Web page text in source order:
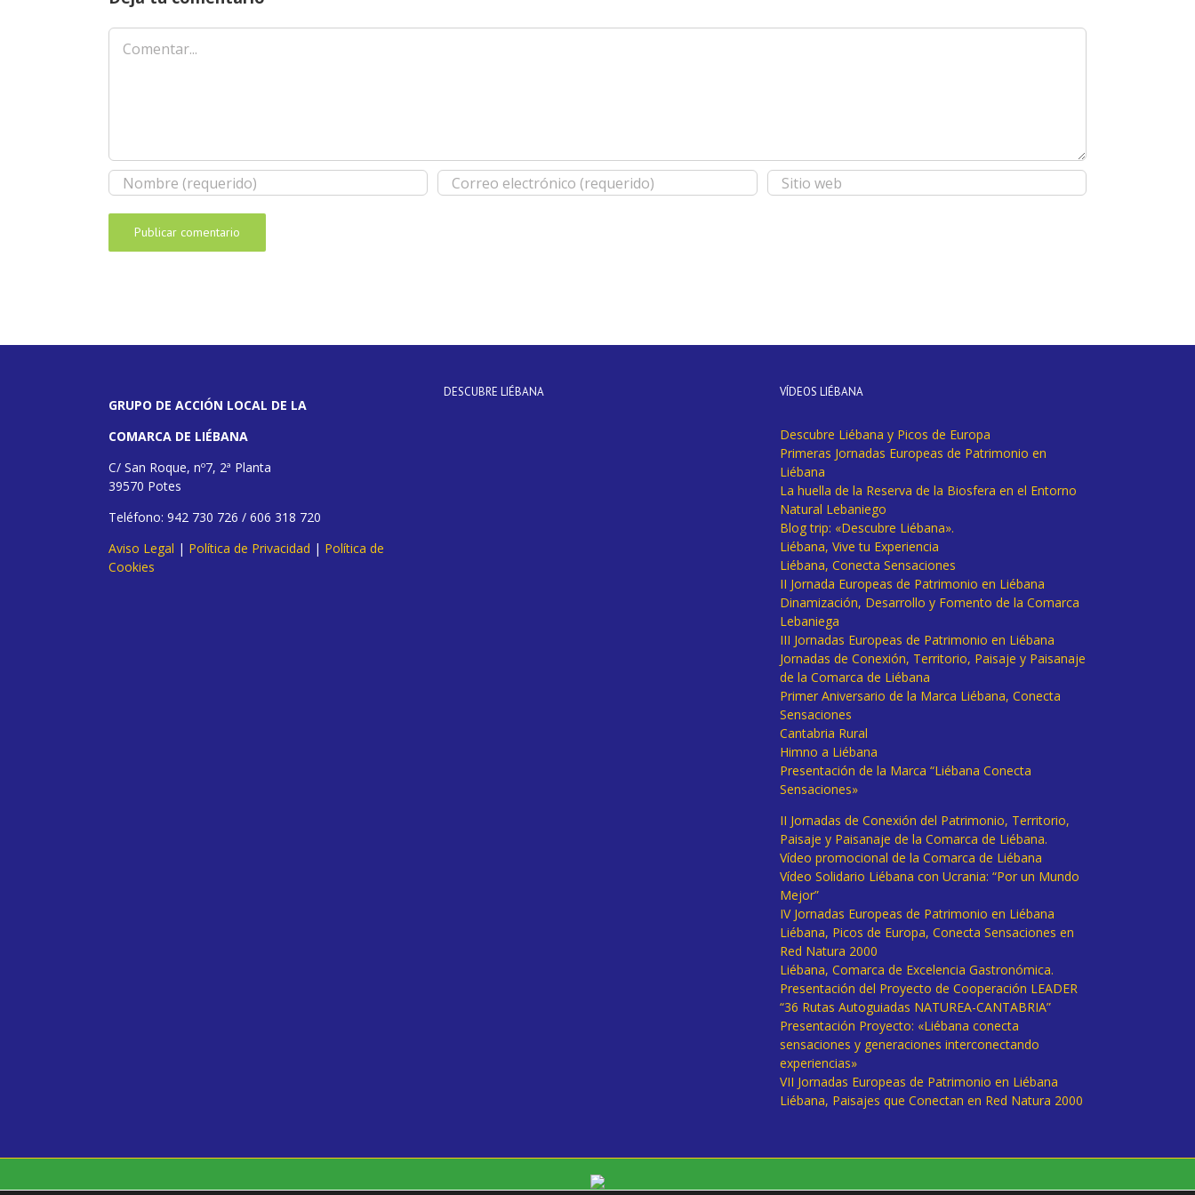
Comentar
GRUPO DE ACCIÓN LOCAL DE LA
COMARCA DE LIÉBANA
C/ San Roque, nº7, 2ª Planta
39570 Potes
Teléfono: 942 730 726 / 606 318 720
Aviso Legal | Política de Privacidad | Política de
Cookies
DESCUBRE LIÉBANA VÍDEOS LIÉBANA
Descubre Liébana y Picos de Europa
Primeras Jornadas Europeas de Patrimonio en
Liébana
La huella de la Reserva de la Biosfera en el Entorno
Natural Lebaniego
Blog trip: «Descubre Liébana».
Liébana, Vive tu Experiencia
Liébana, Conecta Sensaciones
II Jornada Europeas de Patrimonio en Liébana
Dinamización, Desarrollo y Fomento de la Comarca
Lebaniega
III Jornadas Europeas de Patrimonio en Liébana
Jornadas de Conexión, Territorio, Paisaje y Paisanaje
de la Comarca de Liébana
Primer Aniversario de la Marca Liébana, Conecta
Sensaciones
Cantabria Rural
Himno a Liébana
Presentación de la Marca “Liébana Conecta
Sensaciones»
II Jornadas de Conexión del Patrimonio, Territorio,
Paisaje y Paisanaje de la Comarca de Liébana.
Vídeo promocional de la Comarca de Liébana
Vídeo Solidario Liébana con Ucrania: “Por un Mundo
Mejor”
IV Jornadas Europeas de Patrimonio en Liébana
Liébana, Picos de Europa, Conecta Sensaciones en
Red Natura 2000
Liébana, Comarca de Excelencia Gastronómica.
Presentación del Proyecto de Cooperación LEADER
“36 Rutas Autoguiadas NATUREA-CANTABRIA”
Presentación Proyecto: «Liébana conecta
sensaciones y generaciones interconectando
experiencias»
VII Jornadas Europeas de Patrimonio en Liébana
Liébana, Paisajes que Conectan en Red Natura 2000